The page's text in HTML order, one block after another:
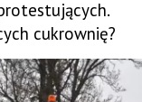
cukrownię?